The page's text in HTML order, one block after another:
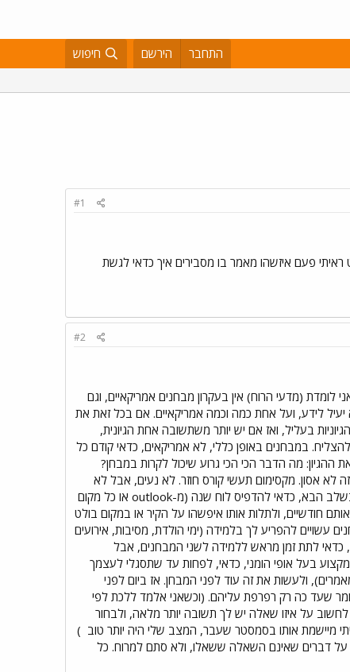
התחבר הירשם חיפוש
#1
פעם איזשהו מאמר בו מסבירים איך כדאי לגשת
#2
(מדעי הרוח) אין בעקרון מבחנים אמריקאיים, וגם
יעיל לידע, ועל אחת כמה וכמה אמריקאיים. אם בכל זאת את
בעליל, ואז אם יש יותר משתשובה אחת הגיונית,
במבחנים באופן כללי, לא אמריקאים, כדאי קודם כל
מה הדבר הכי הכי גרוע שיכול לקרות במבחן?
לא אסון. מקסימום תעשי קורס חוזר. לא נעים, אבל לא
טרגדיה. לכן אין שום טעם להלחץ. על אחת כמה וכמה כאשר לחץ הוא אחד הגורמים הבולטים לכשלון בבחינות. בשלב הבא, כדאי להדפיס לוח שנה (מ-outlook או כל מקום
חודשיים, ולתלות אותו איפשהו על הקיר או במקום בולט
עשויים להפריע לך בלמידה (ימי הולדת, מסיבות, אירועים
כדאי לתת זמן מראש ללמידה לשני המבחנים, אבל
בעל אופי הומני, כדאי, לפחות עד שתסגלי לעצמך
ולעשות את זה עוד לפני המבחן. אז ביום לפני
את הסיכום, ואת לא מוצאת עצמך ברגע האחרון מנסה לקלוט מה כתוב ב-500 עמודי חומר שעד כה רק רפרפת עליהם. (וכשאני אלמד ללכת לפי
על איזו שאלה יש לך תשובה יותר מלאה, ולבחור
מיישמת אותו בסמסטר שעבר, המצב שלי היה יותר טוב )
על דברים שאינם השאלה ששאלו, ולא סתם למרוח. כל